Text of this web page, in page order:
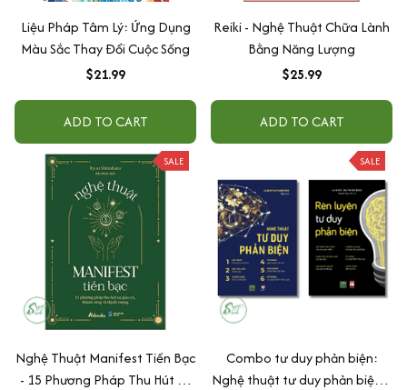
Liệu Pháp Tâm Lý: Ứng Dụng
Màu Sắc Thay Đổi Cuộc Sống
$21.99
ADD TO CART
Reiki - Nghệ Thuật Chữa Lành
Bằng Năng Lượng
$25.99
ADD TO CART
SALE
Nghệ Thuật Manifest Tiền Bạc
- 15 Phương Pháp Thu Hút Sự
SALE
Combo tư duy phản biện:
Nghệ thuật tư duy phản biện +